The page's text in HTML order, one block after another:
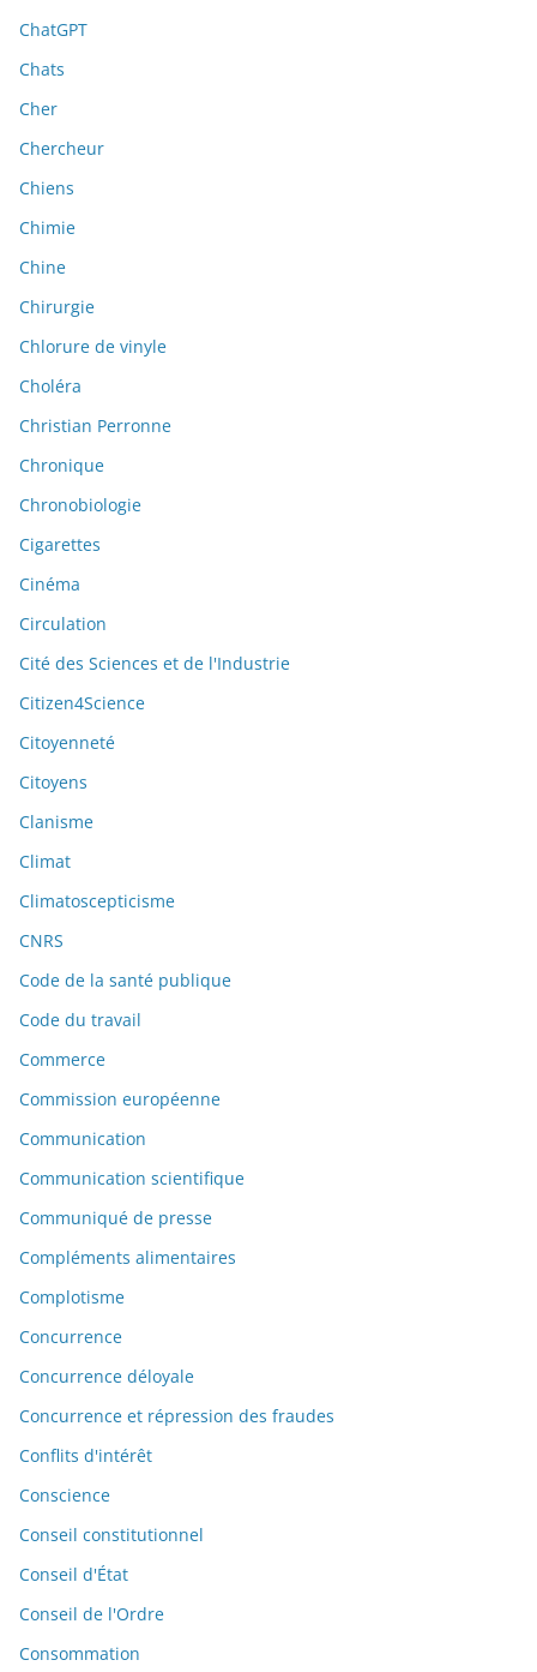
ChatGPT
Chats
Cher
Chercheur
Chiens
Chimie
Chine
Chirurgie
Chlorure de vinyle
Choléra
Christian Perronne
Chronique
Chronobiologie
Cigarettes
Cinéma
Circulation
Cité des Sciences et de l'Industrie
Citizen4Science
Citoyenneté
Citoyens
Clanisme
Climat
Climatoscepticisme
CNRS
Code de la santé publique
Code du travail
Commerce
Commission européenne
Communication
Communication scientifique
Communiqué de presse
Compléments alimentaires
Complotisme
Concurrence
Concurrence déloyale
Concurrence et répression des fraudes
Conflits d'intérêt
Conscience
Conseil constitutionnel
Conseil d'État
Conseil de l'Ordre
Consommation